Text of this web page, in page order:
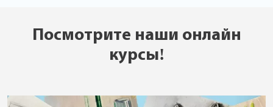
Посмотрите наши онлайн
курсы!